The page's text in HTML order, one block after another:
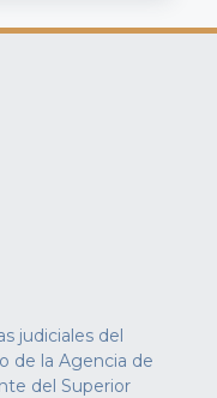
judiciales del
de la Agencia de
del Superior